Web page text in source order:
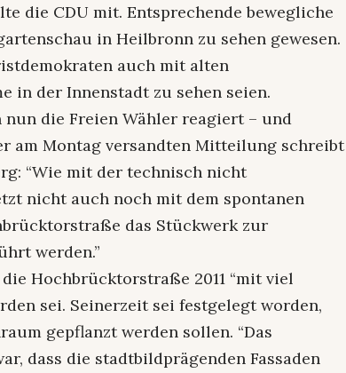
die CDU mit. Entsprechende bewegliche
in Heilbronn zu sehen gewesen.
auch mit alten
in der Innenstadt zu sehen seien.
nun die Freien Wähler reagiert – und
am Montag versandten Mitteilung schreibt
“Wie mit der technisch nicht
nicht auch noch mit dem spontanen
das Stückwerk zur
werden.”
Hochbrücktorstraße 2011 “mit viel
sei. Seinerzeit sei festgelegt worden,
gepflanzt werden sollen. “Das
dass die stadtbildprägenden Fassaden